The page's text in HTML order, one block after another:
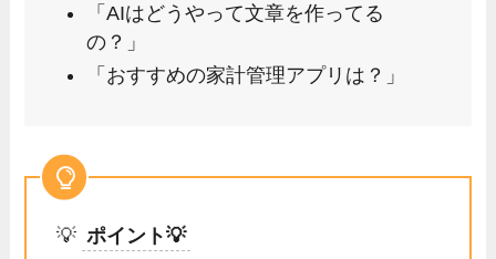
「AIはどうやって文章を作ってる
の？」
「おすすめの家計管理アプリは？」
💡 ポイント💡